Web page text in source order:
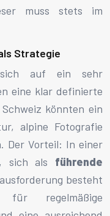
muss stets im
Strategie
sich auf ein sehr
eine klar definierte
könnten ein
alpine Fotografie
Der Vorteil: In einer
sich als führende
besteht
regelmäßige